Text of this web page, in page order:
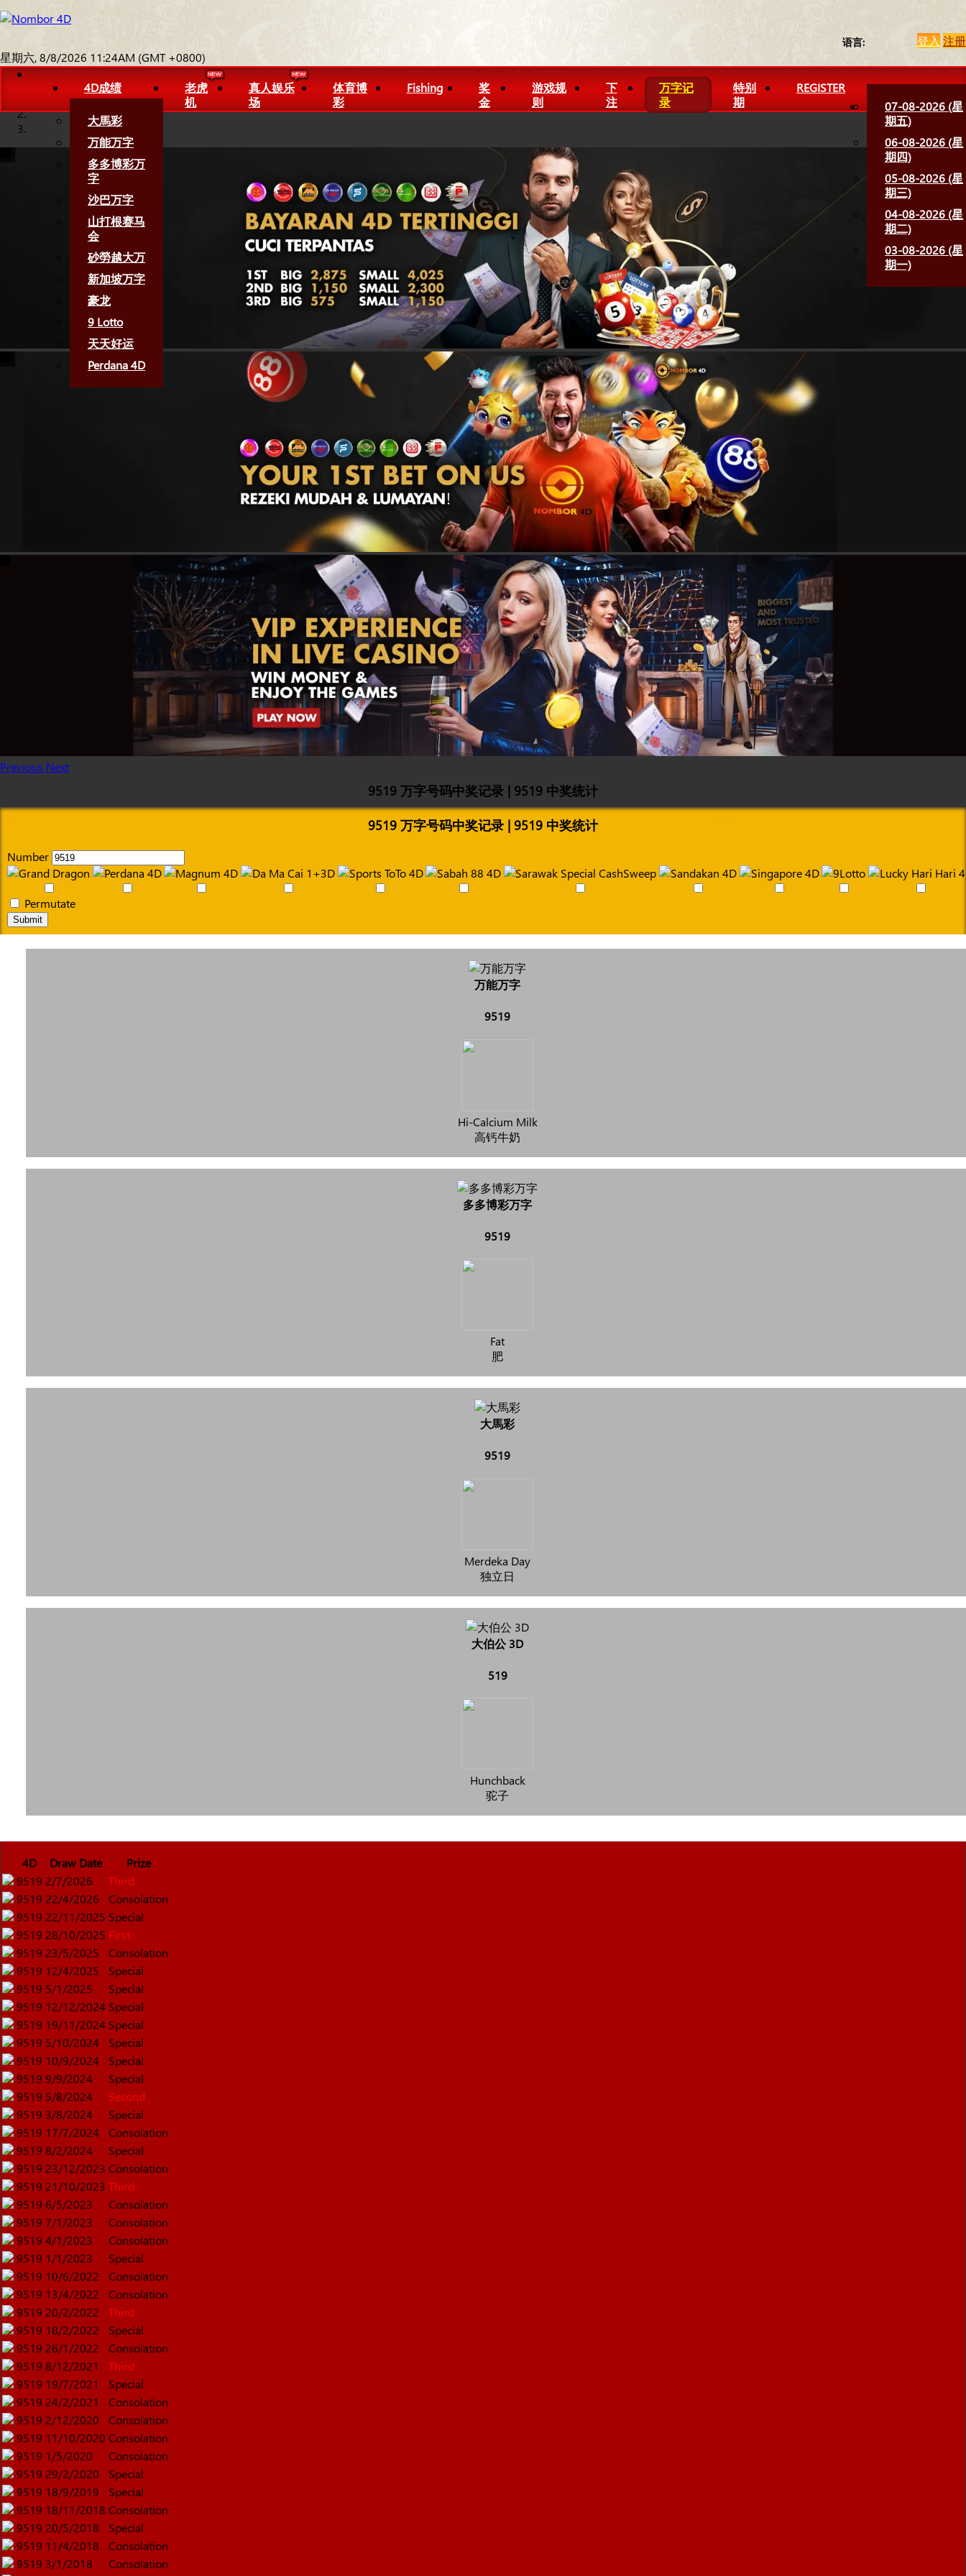
语言: 登入注册
星期六, 8/8/2026 11:24AM (GMT +0800)
4D成绩
大馬彩
万能万字
多多博彩万
字
沙巴万字
山打根赛马
会
砂勞越大万
新加坡万字
豪龙
9 Lotto
天天好运
Perdana 4D
老虎
机
真人娱乐
场
体育博
彩
Fishing
奖
金
游戏规
则
下
注
万字记
录
特别
期
REGISTER
07-08-2026 (星
期五)
06-08-2026 (星
期四)
05-08-2026 (星
期三)
04-08-2026 (星
期二)
03-08-2026 (星
期一)
Previous Next
9519 万字号码中奖记录 | 9519 中奖统计
9519 万字号码中奖记录 | 9519 中奖统计
Number
Permutate
Submit
万能万字
9519
Hi-Calcium Milk
高钙牛奶
多多博彩万字
9519
Fat
肥
大馬彩
9519
Merdeka Day
独立日
大伯公 3D
519
Hunchback
驼子
4D Draw Date
Prize
9519 2/7/2026
Third
9519 22/4/2026
Consolation
9519 22/11/2025 Special
9519 28/10/2025 First
9519 23/5/2025
Consolation
9519 12/4/2025
Special
9519 5/1/2025
Special
9519 12/12/2024 Special
9519 19/11/2024 Special
9519 5/10/2024
Special
9519 10/9/2024
Special
9519 9/9/2024
Special
9519 5/8/2024
Second
9519 3/8/2024
Special
9519 17/7/2024
Consolation
9519 8/2/2024
Special
9519 23/12/2023 Consolation
9519 21/10/2023 Third
9519 6/5/2023
Consolation
9519 7/1/2023
Consolation
9519 4/1/2023
Consolation
9519 1/1/2023
Special
9519 10/6/2022
Consolation
9519 13/4/2022
Consolation
9519 20/2/2022
Third
9519 18/2/2022
Special
9519 26/1/2022
Consolation
9519 8/12/2021
Third
9519 19/7/2021
Special
9519 24/2/2021
Consolation
9519 2/12/2020
Consolation
9519 11/10/2020 Consolation
9519 1/5/2020
Consolation
9519 29/2/2020
Special
9519 18/9/2019
Special
9519 18/11/2018 Consolation
9519 20/5/2018
Special
9519 11/4/2018
Consolation
9519 3/1/2018
Consolation